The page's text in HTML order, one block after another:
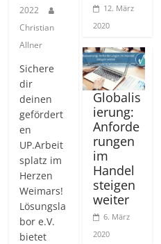
2022
Christian
Allner
Sichere
dir
deinen
gefördert
en
UP.Arbeit
splatz im
Herzen
Weimars!
Lösungsla
bor e.V.
bietet
12. März
2020
Globalis
ierung:
Anforde
rungen
im
Handel
steigen
weiter
6. März
2020